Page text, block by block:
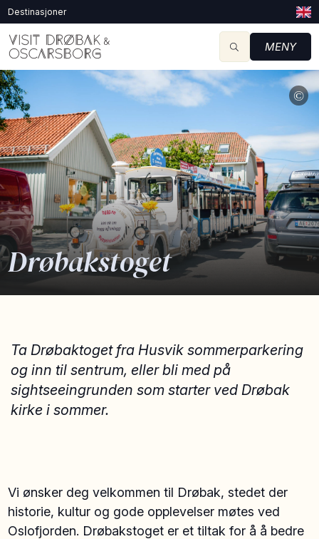
Destinasjoner
MENY
Drøbakstoget
©
Ta Drøbaktoget fra Husvik sommerparkering
og inn til sentrum, eller bli med på
sightseeingrunden som starter ved Drøbak
kirke i sommer.
Vi ønsker deg velkommen til Drøbak, stedet der
historie, kultur og gode opplevelser møtes ved
Oslofjorden. Drøbakstoget er et tiltak for å å bedre